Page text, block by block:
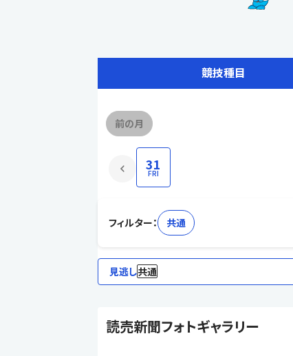
競技種目
前の月
31
FRI
フィルター： 共通
見逃し共通
読売新聞フォトギャラリー